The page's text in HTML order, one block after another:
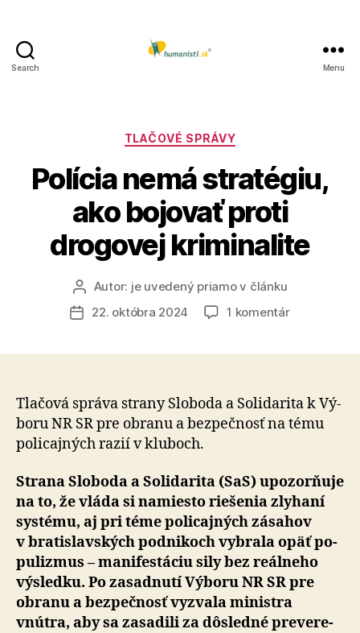
Search Menu
Kategórie
TLAČOVÉ SPRÁVY
Polícia nemá stratégiu,
ako bojovať proti
drogovej kriminalite
Autor
článku
Autor: je uvedený priamo v článku
Dátum
22. októbra 2024 1 komentárna
bojovať
proti
Tlačová správa strany Sloboda a Solidarita k Vý­
bo­ru NR SR pre obranu a bez­peč­nosť na té­mu
po­li­caj­ných razií v klu­boch.
Strana Sloboda a Solidarita (SaS) upozor­ňu­je
na to, že vláda si na­miesto rie­še­nia zlyhaní
systému, aj pri téme po­li­caj­ných zásahov
v bra­tis­lav­ských pod­ni­koch vybrala opäť po­
pu­lizmus – ma­ni­fes­tá­ciu sily bez reálneho
výsledku. Po za­sad­nu­tí Výboru NR SR pre
obranu a bez­peč­nosť vyzvala ministra
vnútra, aby sa za­sa­di­li za dôsledné pre­ve­re­